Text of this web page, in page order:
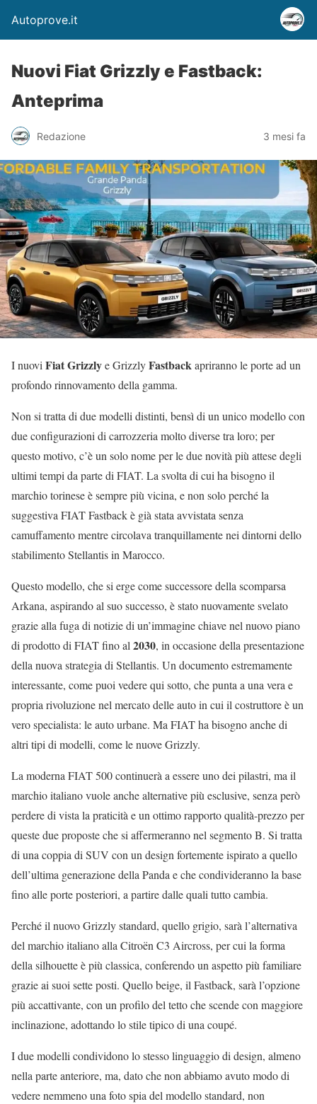
Autoprove.it
Nuovi Fiat Grizzly e Fastback:
Anteprima
Redazione 3 mesi fa
I nuoviFiat Grizzlye GrizzlyFastbackapriranno le porte ad un
profondo rinnovamento della gamma.
Non si tratta di due modelli distinti, bensì di un unico modello con
due configurazioni di carrozzeria molto diverse tra loro; per
questo motivo, c’è un solo nome per le due novità più attese degli
ultimi tempi da parte di FIAT. La svolta di cui ha bisogno il
marchio torinese è sempre più vicina, e non solo perché la
suggestiva FIAT Fastback è già stata avvistata senza
camuffamento mentre circolava tranquillamente nei dintorni dello
stabilimento Stellantis in Marocco.
Questo modello, che si erge come successore della scomparsa
Arkana, aspirando al suo successo, è stato nuovamente svelato
grazie alla fuga di notizie di un’immagine chiave nel nuovo piano
di prodotto di FIAT fino al2030, in occasione della presentazione
della nuova strategia di Stellantis. Un documento estremamente
interessante, come puoi vedere qui sotto, che punta a una vera e
propria rivoluzione nel mercato delle auto in cui il costruttore è un
vero specialista: le auto urbane. Ma FIAT ha bisogno anche di
altri tipi di modelli, come le nuove Grizzly.
La moderna FIAT 500 continuerà a essere uno dei pilastri, ma il
marchio italiano vuole anche alternative più esclusive, senza però
perdere di vista la praticità e un ottimo rapporto qualità-prezzo per
queste due proposte che si affermeranno nel segmento B. Si tratta
di una coppia di SUV con un design fortemente ispirato a quello
dell’ultima generazione della Panda e che condivideranno la base
fino alle porte posteriori, a partire dalle quali tutto cambia.
Perché il nuovo Grizzly standard, quello grigio, sarà l’alternativa
del marchio italiano alla Citroën C3 Aircross, per cui la forma
della silhouette è più classica, conferendo un aspetto più familiare
grazie ai suoi sette posti. Quello beige, il Fastback, sarà l’opzione
più accattivante, con un profilo del tetto che scende con maggiore
inclinazione, adottando lo stile tipico di una coupé.
I due modelli condividono lo stesso linguaggio di design, almeno
nella parte anteriore, ma, dato che non abbiamo avuto modo di
vedere nemmeno una foto spia del modello standard, non